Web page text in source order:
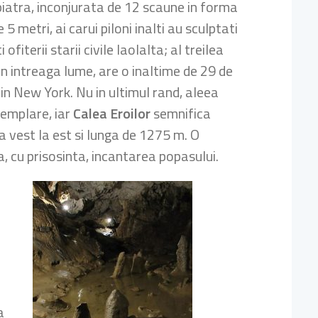
inconjurata de 12 scaune in forma
5 metri, ai carui piloni inalti au sculptati
ofiterii starii civile laolalta; al treilea
intreaga lume, are o inaltime de 29 de
New York. Nu in ultimul rand, aleea
iarCalea Eroilorsemnifica
la est si lunga de 1275 m. O
cu prisosinta, incantarea popasului.